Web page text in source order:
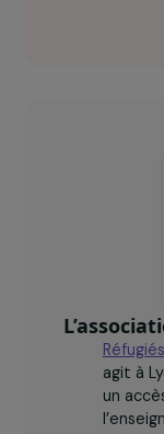
démarches